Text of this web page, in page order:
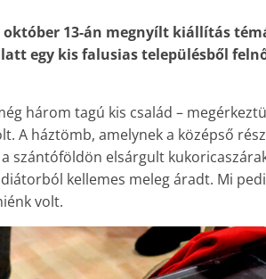
október 13-án megnyílt kiállítás
egy kis falusias településből
három tagú kis család –
A háztömb, amelynek a középső
szántóföldön elsárgult
kellemes meleg áradt. Mi
volt.